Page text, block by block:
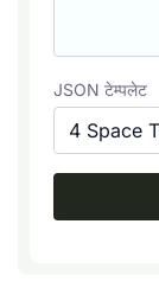
JSON टेम्पलेट